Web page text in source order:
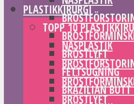
BRÖSTLYFT
FETTSUGNING
BRAZILIAN
PLASTIKKIRURGI
TOPP 10
NÄSPLASTIK
BRÖSTLYFT